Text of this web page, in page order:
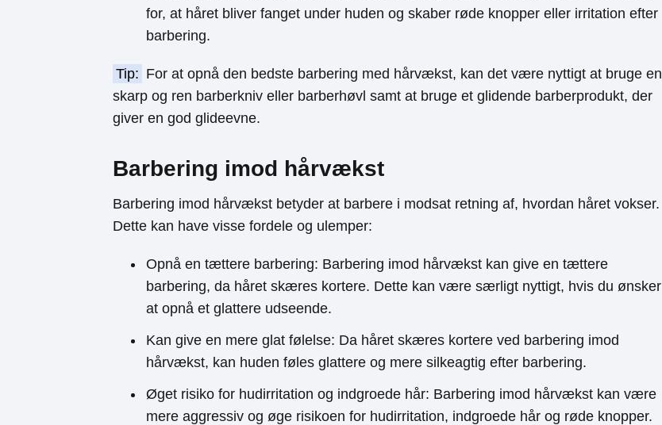
for, at håret bliver fanget under huden og skaber røde knopper eller irritation efter
barbering.
Tip: For at opnå den bedste barbering med hårvækst, kan det være nyttigt at bruge en
skarp og ren barberkniv eller barberhøvl samt at bruge et glidende barberprodukt, der
giver en god glideevne.
Barbering imod hårvækst
Barbering imod hårvækst betyder at barbere i modsat retning af, hvordan håret vokser.
Dette kan have visse fordele og ulemper:
Opnå en tættere barbering: Barbering imod hårvækst kan give en tættere
barbering, da håret skæres kortere. Dette kan være særligt nyttigt, hvis du ønsker
at opnå et glattere udseende.
Kan give en mere glat følelse: Da håret skæres kortere ved barbering imod
hårvækst, kan huden føles glattere og mere silkeagtig efter barbering.
Øget risiko for hudirritation og indgroede hår: Barbering imod hårvækst kan være
mere aggressiv og øge risikoen for hudirritation, indgroede hår og røde knopper.